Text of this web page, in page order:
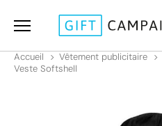
Accueil Vêtement publicitaire
Veste Softshell